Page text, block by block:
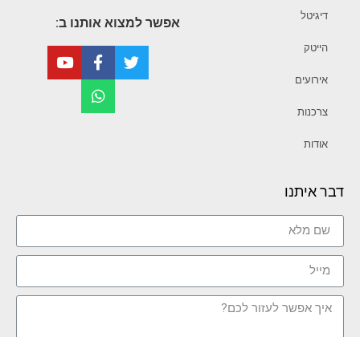
דיגיטל
הייטק
אירועים
צרכנות
אודות
אפשר למצוא אותנו ב:
דבר איתנו